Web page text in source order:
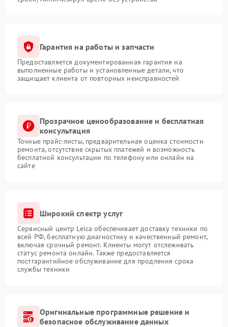
Гарантия на работы и запчасти
Предоставляется документированная гарантия на
выполненные работы и установленные детали, что
защищает клиента от повторных неисправностей
Прозрачное ценообразование и бесплатная
консультация
Точные прайс-листы, предварительная оценка стоимости
ремонта, отсутствие скрытых платежей и возможность
бесплатной консультации по телефону или онлайн на
сайте
Широкий спектр услуг
Сервисный центр Leica обеспечивает доставку техники по
всей РФ, бесплатную диагностику и качественный ремонт,
включая срочный ремонт. Клиенты могут отслеживать
статус ремонта онлайн. Также предоставляется
постгарантийное обслуживание для продления срока
службы техники
Оригинальные программные решение и
безопасное обслуживание данных